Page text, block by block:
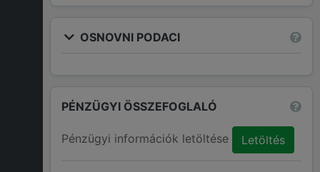
OSNOVNI PODACI
PÉNZÜGYI ÖSSZEFOGLALÓ
Pénzügyi információk letöltése Letöltés